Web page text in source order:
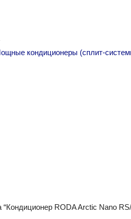
кондиционеры (сплит-
RODA Arctic Nano